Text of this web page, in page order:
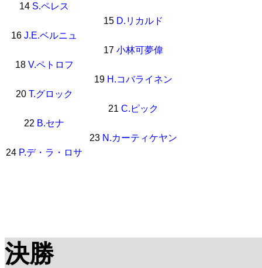
14 S.ペレス
15 D.リカルド
16 J.E.ベルニュ
17 小林可夢偉
18 V.ペトロフ
19 H.コバライネン
20 T.グロック
21 C.ピック
22 B.セナ
23 N.カーティケヤン
24 P.デ・ラ・ロサ
決勝